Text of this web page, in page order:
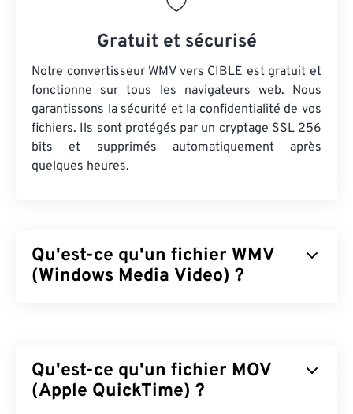
Gratuit et sécurisé
Notre convertisseur WMV vers CIBLE est gratuit et
fonctionne sur tous les navigateurs web. Nous
garantissons la sécurité et la confidentialité de vos
fichiers. Ils sont protégés par un cryptage SSL 256
bits et supprimés automatiquement après
quelques heures.
Qu'est-ce qu'un fichier WMV
(Windows Media Video) ?
d'obtenir un fichier facile à gérer et préservant la
qualité de la vidéo. Un format conteneur
Qu'est-ce qu'un fichier MOV
(Apple QuickTime) ?